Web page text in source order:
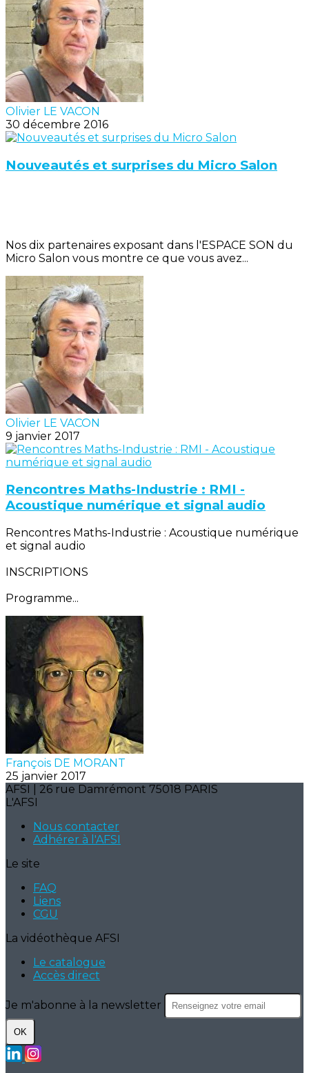
Olivier LE VACON
30 décembre 2016
Nouveautés et surprises du Micro Salon
Nos dix partenaires exposant dans l'ESPACE SON du
Micro Salon vous montre ce que vous avez...
Olivier LE VACON
9 janvier 2017
Rencontres Maths-Industrie : RMI -
Acoustique numérique et signal audio
Rencontres Maths-Industrie : Acoustique numérique
et signal audio
INSCRIPTIONS
Programme...
François DE MORANT
25 janvier 2017
AFSI | 26 rue Damrémont 75018 PARIS
L'AFSI
Nous contacter
Adhérer à l'AFSI
Le site
FAQ
Liens
CGU
La vidéothèque AFSI
Le catalogue
Accès direct
Je m'abonne à la newsletter
OK